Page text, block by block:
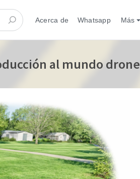
Acerca de Whatsapp Más
al mundo drone